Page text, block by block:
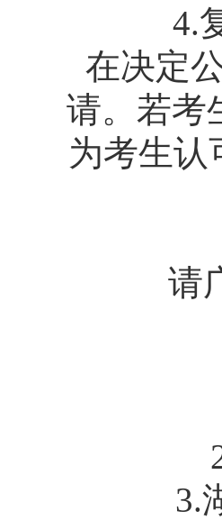
4.复
在决定
请。若考
为考生认
请广
2.
3.湖